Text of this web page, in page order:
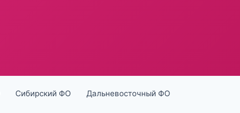
Сибирский ФО Дальневосточный ФО